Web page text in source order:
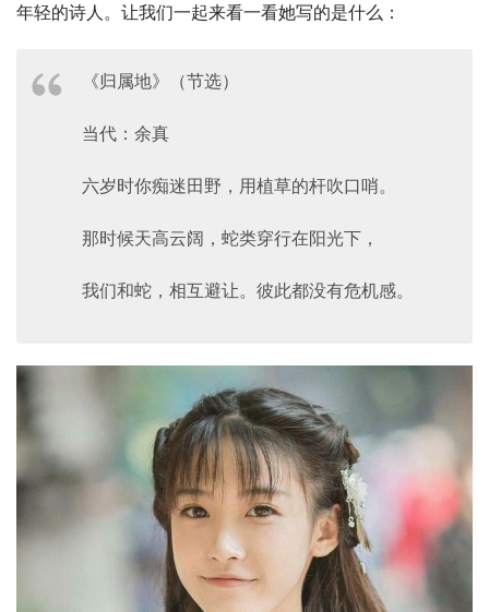
年轻的诗人。让我们一起来看一看她写的是什么：
《归属地》（节选）
当代：余真
六岁时你痴迷田野，用植草的杆吹口哨。
那时候天高云阔，蛇类穿行在阳光下，
我们和蛇，相互避让。彼此都没有危机感。